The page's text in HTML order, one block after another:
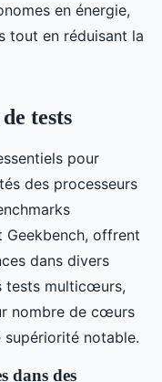
en énergie,
tout en réduisant la
tests
pour
des processeurs
Geekbench, offrent
dans divers
tests multicœurs,
nombre de cœurs
supériorité notable.
dans des